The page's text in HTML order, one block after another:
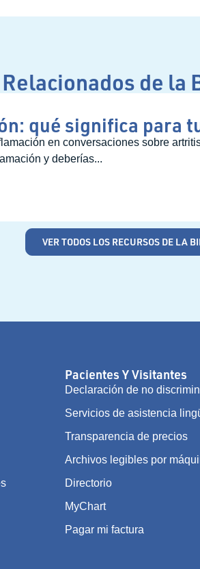
de la
qué significa para
en conversaciones sobre
y deberías...
VER TODOS LOS RECURSOS DE LA
Pacientes Y Visitantes
Declaración de no
Servicios de asistencia
Transparencia de precios
Archivos legibles por
Directorio
MyChart
Pagar mi factura